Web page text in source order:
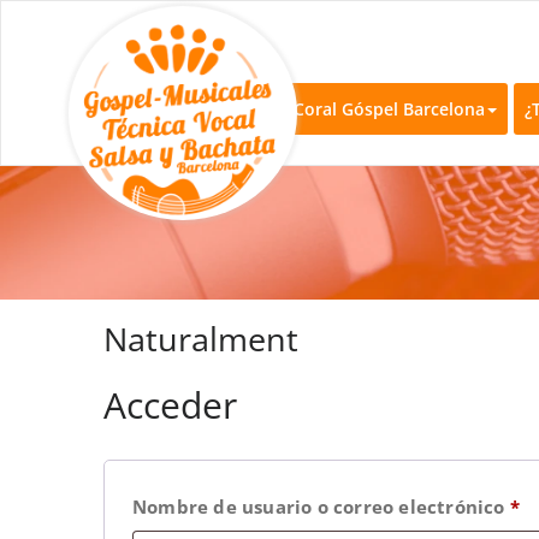
Coral Góspel Barcelona
Naturalment
Acceder
Nombre de usuario o correo electrónico *